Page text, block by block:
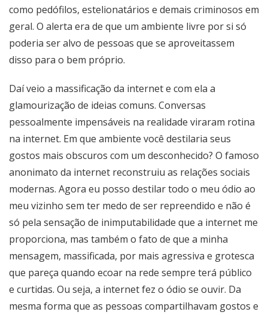
como pedófilos, estelionatários e demais criminosos em
geral. O alerta era de que um ambiente livre por si só
poderia ser alvo de pessoas que se aproveitassem
disso para o bem próprio.
Daí veio a massificação da internet e com ela a
glamourização de ideias comuns. Conversas
pessoalmente impensáveis na realidade viraram rotina
na internet. Em que ambiente você destilaria seus
gostos mais obscuros com um desconhecido? O famoso
anonimato da internet reconstruiu as relações sociais
modernas. Agora eu posso destilar todo o meu ódio ao
meu vizinho sem ter medo de ser repreendido e não é
só pela sensação de inimputabilidade que a internet me
proporciona, mas também o fato de que a minha
mensagem, massificada, por mais agressiva e grotesca
que pareça quando ecoar na rede sempre terá público
e curtidas. Ou seja, a internet fez o ódio se ouvir. Da
mesma forma que as pessoas compartilhavam gostos e